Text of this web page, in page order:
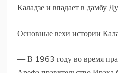
Каладзе и впадает в дамбу
Основные вехи истории
— В 1963 году во время